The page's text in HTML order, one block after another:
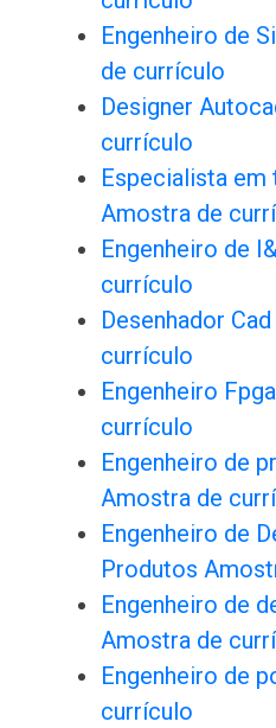
Engenheiro de
de currículo
Designer
currículo
Especialista em
Amostra de
Engenheiro de
currículo
Desenhador
currículo
Engenheiro
currículo
Engenheiro de
Amostra de
Engenheiro de
Produtos
Engenheiro de
Amostra de
Engenheiro de
currículo